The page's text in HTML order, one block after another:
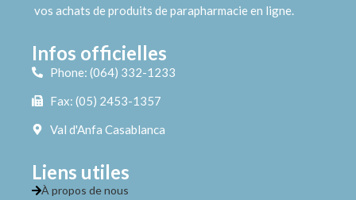
vos achats de produits de parapharmacie en ligne.
Infos officielles
Phone: (064) 332-1233
Fax: (05) 2453-1357
Val d'Anfa Casablanca
Liens utiles
À propos de nous